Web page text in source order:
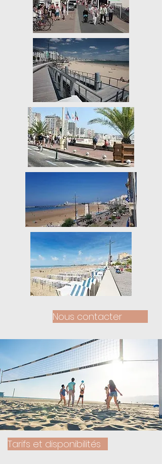
Nous contacter
Tarifs et disponibilités